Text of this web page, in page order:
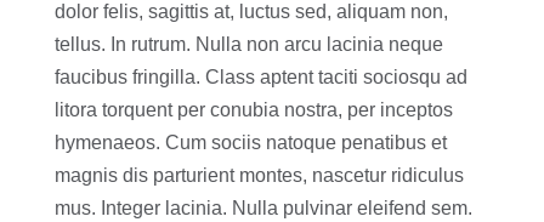
dolor felis, sagittis at, luctus sed, aliquam non,
tellus. In rutrum. Nulla non arcu lacinia neque
faucibus fringilla. Class aptent taciti sociosqu ad
litora torquent per conubia nostra, per inceptos
hymenaeos. Cum sociis natoque penatibus et
magnis dis parturient montes, nascetur ridiculus
mus. Integer lacinia. Nulla pulvinar eleifend sem.